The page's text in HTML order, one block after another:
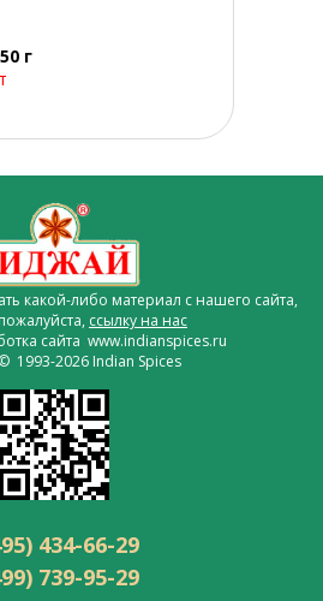
г
какой-либо материал с нашего сайта,
ссылку на нас
сайта www.indianspices.ru
1993-2026 Indian Spices
434-66-29
739-95-29